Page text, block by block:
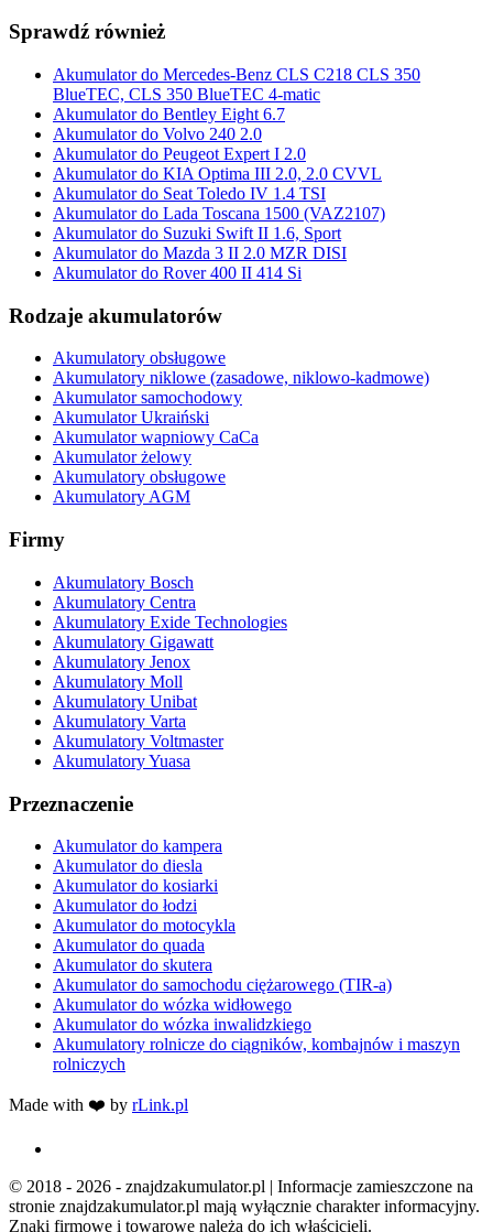
Sprawdź również
Akumulator do Mercedes-Benz CLS C218 CLS 350
BlueTEC, CLS 350 BlueTEC 4-matic
Akumulator do Bentley Eight 6.7
Akumulator do Volvo 240 2.0
Akumulator do Peugeot Expert I 2.0
Akumulator do KIA Optima III 2.0, 2.0 CVVL
Akumulator do Seat Toledo IV 1.4 TSI
Akumulator do Lada Toscana 1500 (VAZ2107)
Akumulator do Suzuki Swift II 1.6, Sport
Akumulator do Mazda 3 II 2.0 MZR DISI
Akumulator do Rover 400 II 414 Si
Rodzaje akumulatorów
Akumulatory obsługowe
Akumulatory niklowe (zasadowe, niklowo-kadmowe)
Akumulator samochodowy
Akumulator Ukraiński
Akumulator wapniowy CaCa
Akumulator żelowy
Akumulatory obsługowe
Akumulatory AGM
Firmy
Akumulatory Bosch
Akumulatory Centra
Akumulatory Exide Technologies
Akumulatory Gigawatt
Akumulatory Jenox
Akumulatory Moll
Akumulatory Unibat
Akumulatory Varta
Akumulatory Voltmaster
Akumulatory Yuasa
Przeznaczenie
Akumulator do kampera
Akumulator do diesla
Akumulator do kosiarki
Akumulator do łodzi
Akumulator do motocykla
Akumulator do quada
Akumulator do skutera
Akumulator do samochodu ciężarowego (TIR-a)
Akumulator do wózka widłowego
Akumulator do wózka inwalidzkiego
Akumulatory rolnicze do ciągników, kombajnów i maszyn
rolniczych
Made with ❤️ by rLink.pl
© 2018 - 2026 - znajdzakumulator.pl | Informacje zamieszczone na
stronie znajdzakumulator.pl mają wyłącznie charakter informacyjny.
Znaki firmowe i towarowe należą do ich właścicieli.